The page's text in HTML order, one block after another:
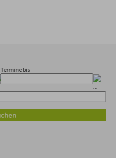
Termine bis